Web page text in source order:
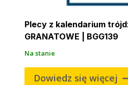
Plecy z kalendarium
GRANATOWE | BGG139
Na stanie
Dowiedz się więcej